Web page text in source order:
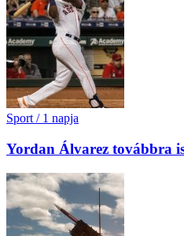
Sport / 1 napja
Yordan Álvarez továbbra